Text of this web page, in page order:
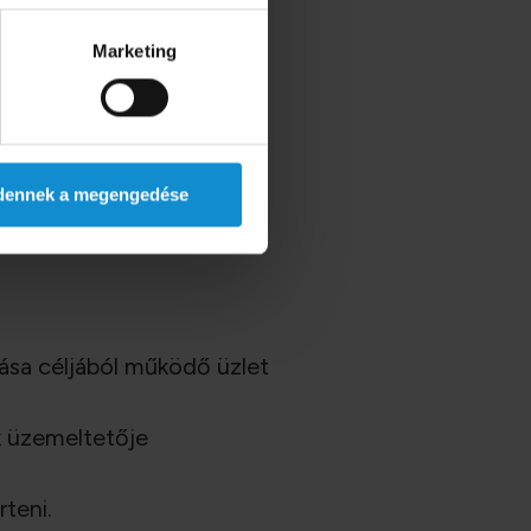
Marketing
a megengedése
amely alatt a piacot
a presszó –
elfogyasztása
Kivételt képez az
céljából működő üzlet
üzemeltetője